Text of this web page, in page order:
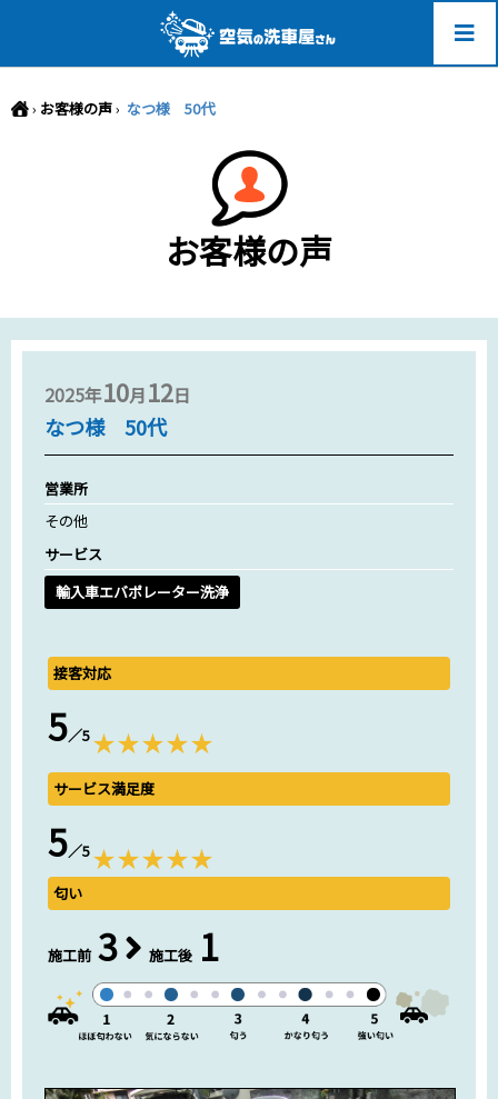
› お客様の声› なつ様 50代
お客様の声
2025年10月12日
なつ様 50代
営業所
その他
サービス
輸入車エバポレーター洗浄
接客対応
5／5
サービス満足度
5／5
匂い
施工前 3 施工後 1